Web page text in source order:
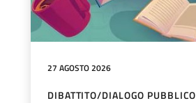
27 AGOSTO 2026
DIBATTITO/DIALOGO PUBBLICO